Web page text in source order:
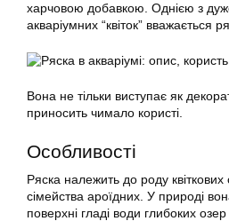
харчовою добавкою. Однією з
акваріумних “квіток” вважається
Вона не тільки виступає як
приносить чимало користі.
Особливості
Ряска належить до роду
сімейства ароїдних. У природі
поверхні гладі води глибоких озер